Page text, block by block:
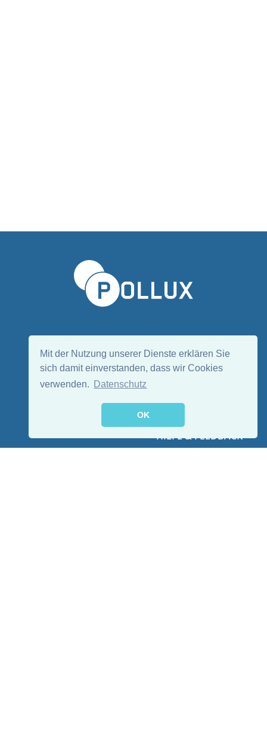
Mit der Nutzung unserer Dienste erklären Sie
sich damit einverstanden, dass wir Cookies
verwenden.
Datenschutz
OK
HILFE & FEEDBACK
EN